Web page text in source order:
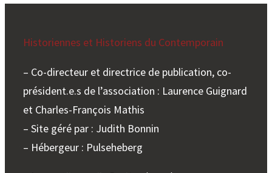
Historiennes et Historiens du Contemporain
– Co-directeur et directrice de publication, co-
président.e.s de l’association : Laurence Guignard
et Charles-François Mathis
– Site géré par : Judith Bonnin
– Hébergeur : Pulseheberg